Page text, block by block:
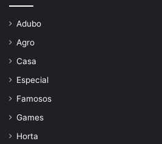
Adubo
Agro
Casa
Especial
Famosos
Games
Horta